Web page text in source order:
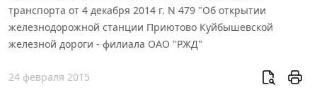
транспорта от 4 декабря 2014 г. N 479 "Об открытии
железнодорожной станции Приютово Куйбышевской
железной дороги - филиала ОАО "РЖД"
24 февраля 2015